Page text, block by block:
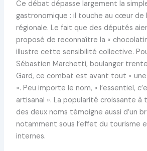
Ce débat dépasse largement la
gastronomique : il touche au cœur de
régionale. Le fait que des députés
proposé de reconnaître la «
illustre cette sensibilité collective.
Sébastien Marchetti, boulanger
Gard, ce combat est avant tout « une
». Peu importe le nom, « l’essentiel,
artisanal ». La popularité croissante à
des deux noms témoigne aussi d’un
notamment sous l’effet du tourisme
internes.